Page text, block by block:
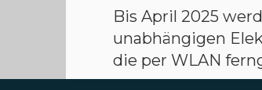
Bis April 2025
unabhängigen
die per WLAN